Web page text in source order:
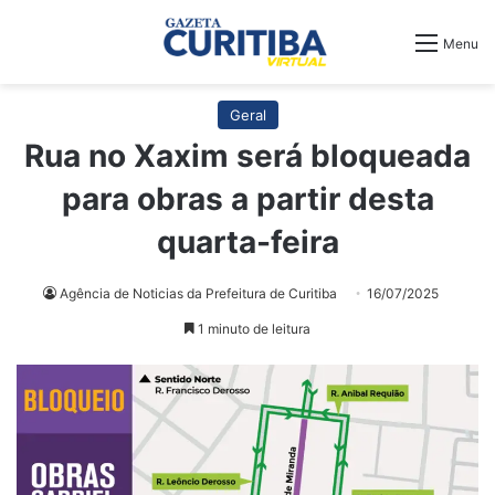
Menu
Geral
Rua no Xaxim será bloqueada
para obras a partir desta
quarta-feira
Agência de Noticias da Prefeitura de Curitiba 16/07/2025
1 minuto de leitura